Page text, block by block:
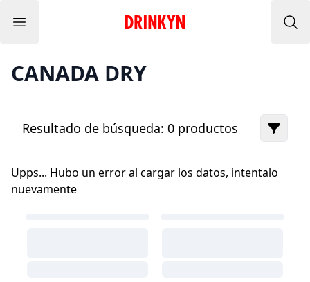
Menu Inicio Drinkyn
CANADA DRY
Resultado de búsqueda: 0 productos
Upps... Hubo un error al cargar los datos, intentalo
nuevamente